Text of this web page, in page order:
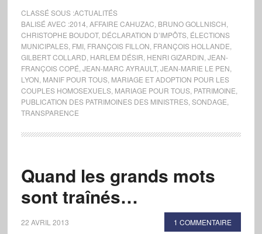
CLASSÉ SOUS :ACTUALITÉS
BALISÉ AVEC :2014 AFFAIRE CAHUZAC BRUNO GOLLNISCH
CHRISTOPHE BOUDOT, DÉCLARATION D’IMPÔTS, ÉLECTIONS
MUNICIPALES, FMI, FRANÇOIS FILLON FRANÇOIS HOLLANDE
GILBERT COLLARD HARLEM DÉSIR HENRI GIZARDIN JEAN-
FRANÇOIS COPÉ JEAN-MARC AYRAULT, JEAN-MARIE LE PEN
LYON MANIF POUR TOUS, MARIAGE ET ADOPTION POUR LES
COUPLES HOMOSEXUELS, MARIAGE POUR TOUS, PATRIMOINE
PUBLICATION DES PATRIMOINES DES MINISTRES, SONDAGE
TRANSPARENCE
Quand les grands mots
sont traînés…
22 AVRIL 2013 1 COMMENTAIRE